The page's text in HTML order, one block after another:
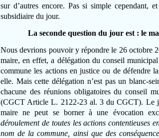
sur d’autres encore. Pas si simple cependant,
subsidiaire du jour.
La seconde question du jour est : le
Nous devrions pouvoir y répondre le 26 octobre
maire, en effet, a délégation du conseil
commune les actions en justice ou de défendre
elle. Mais cette délégation n’est pas un blanc-
chacune des réunions obligatoires du conseil
(CGCT Article L. 2122-23 al. 3 du CGCT). Le
maire ne peut se borner à une évocation
déroulement de toutes les actions contentieuses
nom de la commune, ainsi que des